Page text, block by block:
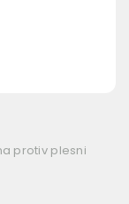
protiv plesni